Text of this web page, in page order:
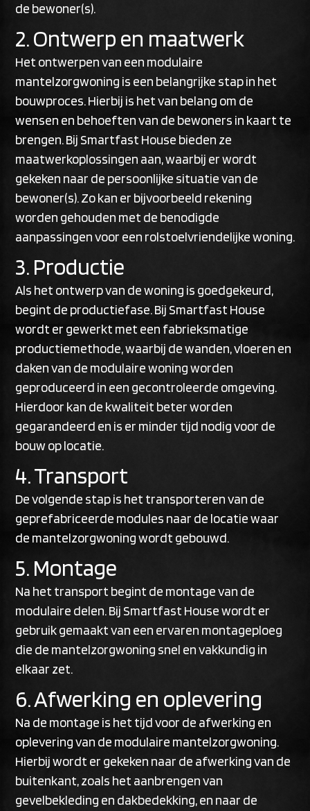
de bewoner(s).
2. Ontwerp en maatwerk
Het ontwerpen van een modulaire
mantelzorgwoning is een belangrijke stap in het
bouwproces. Hierbij is het van belang om de
wensen en behoeften van de bewoners in kaart te
brengen. Bij Smartfast House bieden ze
maatwerkoplossingen aan, waarbij er wordt
gekeken naar de persoonlijke situatie van de
bewoner(s). Zo kan er bijvoorbeeld rekening
worden gehouden met de benodigde
aanpassingen voor een rolstoelvriendelijke woning.
3. Productie
Als het ontwerp van de woning is goedgekeurd,
begint de productiefase. Bij Smartfast House
wordt er gewerkt met een fabrieksmatige
productiemethode, waarbij de wanden, vloeren en
daken van de modulaire woning worden
geproduceerd in een gecontroleerde omgeving.
Hierdoor kan de kwaliteit beter worden
gegarandeerd en is er minder tijd nodig voor de
bouw op locatie.
4. Transport
De volgende stap is het transporteren van de
geprefabriceerde modules naar de locatie waar
de mantelzorgwoning wordt gebouwd.
5. Montage
Na het transport begint de montage van de
modulaire delen. Bij Smartfast House wordt er
gebruik gemaakt van een ervaren montageploeg
die de mantelzorgwoning snel en vakkundig in
elkaar zet.
6. Afwerking en oplevering
Na de montage is het tijd voor de afwerking en
oplevering van de modulaire mantelzorgwoning.
Hierbij wordt er gekeken naar de afwerking van de
buitenkant, zoals het aanbrengen van
gevelbekleding en dakbedekking, en naar de